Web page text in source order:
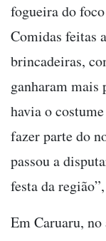
fogueira do
Comidas feitas
brincadeiras,
ganharam mais
havia o
fazer parte do
passou a
festa da
Em Caruaru, no